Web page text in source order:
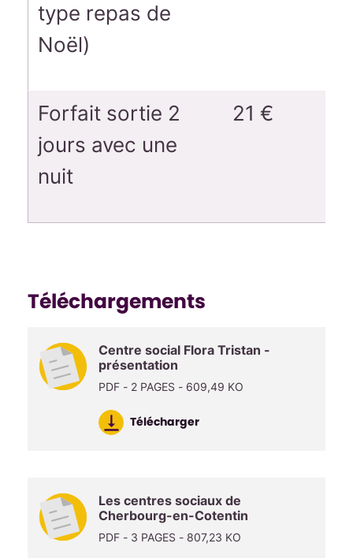
type repas de
Noël)
Forfait sortie 2
jours avec une
nuit
21 €
Téléchargements
Centre social Flora Tristan -
présentation
PDF - 2 PAGES - 609,49 KO
Télécharger
Les centres sociaux de
Cherbourg-en-Cotentin
PDF - 3 PAGES - 807,23 KO